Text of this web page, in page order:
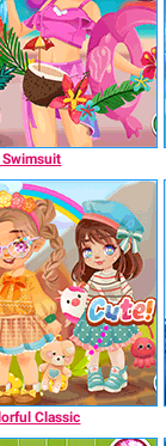
Swimsuit
Classic